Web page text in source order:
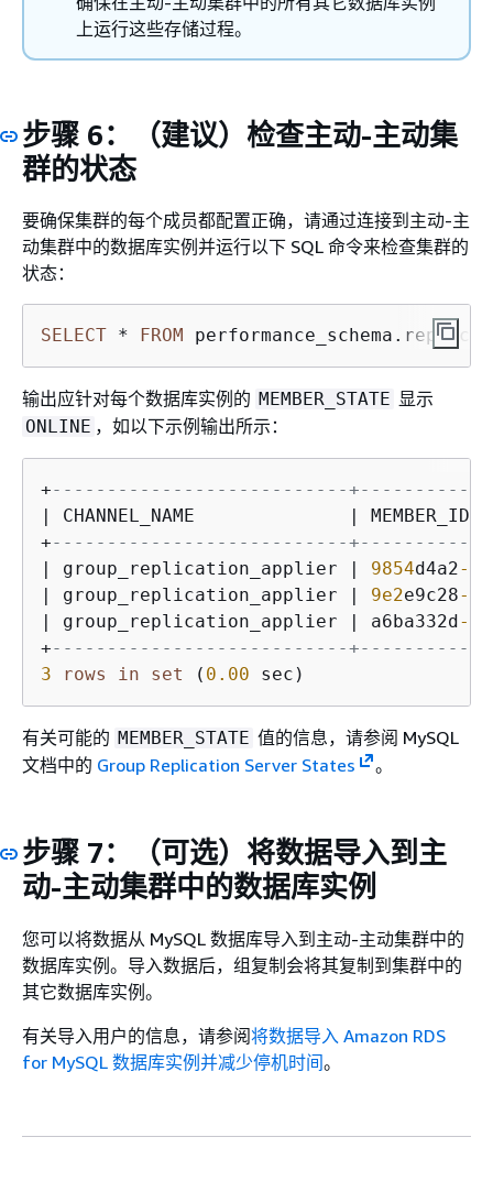
上运行这些存储过程。
步骤 6：（建议）检查主动-主动集
群的状态
要确保集群的每个成员都配置正确，请通过连接到主动-主
动集群中的数据库实例并运行以下 SQL 命令来检查集群的
状态：
SELECT * FROM
输出应针对每个数据库实例的 MEMBER_STATE 显示
ONLINE ，如以下示例输出所示：
+---------------------------
|
CHANNEL_NAME |
+---------------------------
|
group_replication_applier | 9854d4a2-5
|
group_replication_applier | 9e2e9c28-5
|
group_replication_applier | a6ba332d-5
+---------------------------
3
rows in set ( 0.00 sec)
有关可能的 MEMBER_STATE 值的信息，请参阅 MySQL
文档中的 Group Replication Server States 。
步骤 7：（可选）将数据导入到主
动-主动集群中的数据库实例
您可以将数据从 MySQL 数据库导入到主动-主动集群中的
数据库实例。导入数据后，组复制会将其复制到集群中的
其它数据库实例。
有关导入用户的信息，请参阅将数据导入 Amazon RDS
for MySQL 数据库实例并减少停机时间。